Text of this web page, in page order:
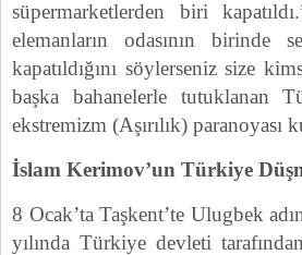
süpermarketlerden biri
elemanların odasının
kapatıldığını söylerseniz size
başka bahanelerle tutuklanan
ekstremizm (Aşırılık) paranoyası
İslam Kerimov’un Türkiye
8 Ocak’ta Taşkent’te Ulugbek
yılında Türkiye devleti